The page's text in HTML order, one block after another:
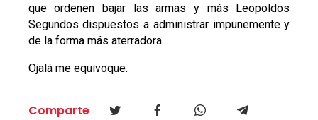
que ordenen bajar las armas y más Leopoldos
Segundos dispuestos a administrar impunemente y
de la forma más aterradora.
Ojalá me equivoque.
Comparte